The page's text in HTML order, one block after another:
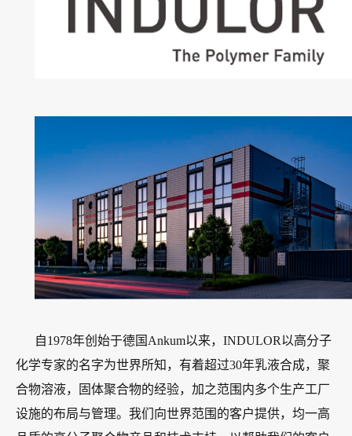
自1978年创始于德国Ankum以来，INDULOR以高分子
化学专家的名字为世界所知，有着超过30年乳液合成，聚
合物溶液，固体聚合物的经验，加之范围内多个生产工厂
设施的布局与管理。我们向世界范围的客户提供，均一高